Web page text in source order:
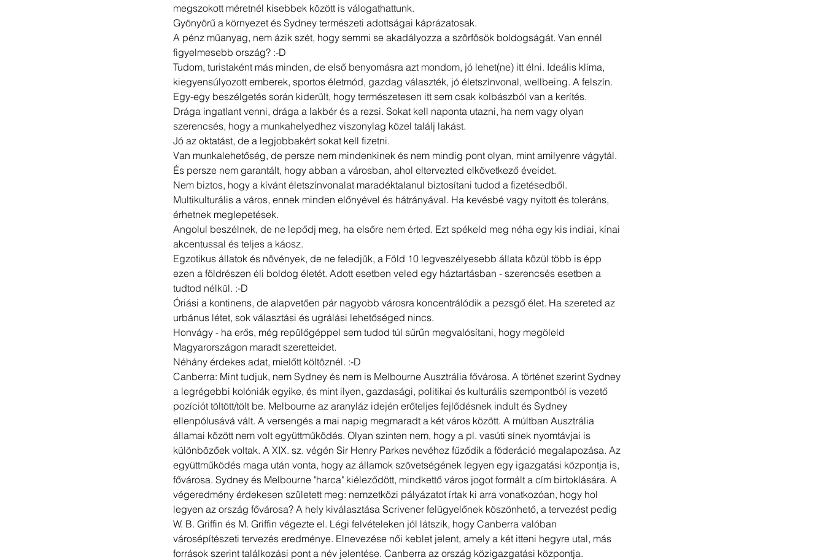
megszokott méretnél kisebbek között is válogathattunk.
Gyönyörű a környezet és Sydney természeti adottságai káprázatosak.
A pénz műanyag, nem ázik szét, hogy semmi se akadályozza a szörfösök boldogságát. Van ennél
figyelmesebb ország? :-D
Tudom, turistaként más minden, de első benyomásra azt mondom, jó lehet(ne) itt élni. Ideális klíma,
kiegyensúlyozott emberek, sportos életmód, gazdag választék, jó életszínvonal, wellbeing. A felszín.
Egy-egy beszélgetés során kiderült, hogy természetesen itt sem csak kolbászból van a kerítés.
Drága ingatlant venni, drága a lakbér és a rezsi. Sokat kell naponta utazni, ha nem vagy olyan
szerencsés, hogy a munkahelyedhez viszonylag közel találj lakást.
Jó az oktatást, de a legjobbakért sokat kell fizetni.
Van munkalehetőség, de persze nem mindenkinek és nem mindig pont olyan, mint amilyenre vágytál.
És persze nem garantált, hogy abban a városban, ahol eltervezted elkövetkező éveidet.
Nem biztos, hogy a kívánt életszínvonalat maradéktalanul biztosítani tudod a fizetésedből.
Multikulturális a város, ennek minden előnyével és hátrányával. Ha kevésbé vagy nyitott és toleráns,
érhetnek meglepetések.
Angolul beszélnek, de ne lepődj meg, ha elsőre nem érted. Ezt spékeld meg néha egy kis indiai, kínai
akcentussal és teljes a káosz.
Egzotikus állatok és növények, de ne feledjük, a Föld 10 legveszélyesebb állata közül több is épp
ezen a földrészen éli boldog életét. Adott esetben veled egy háztartásban - szerencsés esetben a
tudtod nélkül. :-D
Óriási a kontinens, de alapvetően pár nagyobb városra koncentrálódik a pezsgő élet. Ha szereted az
urbánus létet, sok választási és ugrálási lehetőséged nincs.
Honvágy - ha erős, még repülőgéppel sem tudod túl sűrűn megvalósítani, hogy megöleld
Magyarországon maradt szeretteidet.
Néhány érdekes adat, mielőtt költöznél. :-D
Canberra: Mint tudjuk, nem Sydney és nem is Melbourne Ausztrália fővárosa. A történet szerint Sydney
a legrégebbi kolóniák egyike, és mint ilyen, gazdasági, politikai és kulturális szempontból is vezető
pozíciót töltött/tölt be. Melbourne az aranyláz idején erőteljes fejlődésnek indult és Sydney
ellenpólusává vált. A versengés a mai napig megmaradt a két város között. A múltban Ausztrália
államai között nem volt együttműködés. Olyan szinten nem, hogy a pl. vasúti sínek nyomtávjai is
különbözőek voltak. A XIX. sz. végén Sir Henry Parkes nevéhez fűződik a föderáció megalapozása. Az
együttműködés maga után vonta, hogy az államok szövetségének legyen egy igazgatási központja is,
fővárosa. Sydney és Melbourne "harca" kiéleződött, mindkettő város jogot formált a cím birtoklására. A
végeredmény érdekesen született meg: nemzetközi pályázatot írtak ki arra vonatkozóan, hogy hol
legyen az ország fővárosa? A hely kiválasztása Scrivener felügyelőnek köszönhető, a tervezést pedig
W. B. Griffin és M. Griffin végezte el. Légi felvételeken jól látszik, hogy Canberra valóban
városépítészeti tervezés eredménye. Elnevezése női keblet jelent, amely a két itteni hegyre utal, más
források szerint találkozási pont a név jelentése. Canberra az ország közigazgatási központja.